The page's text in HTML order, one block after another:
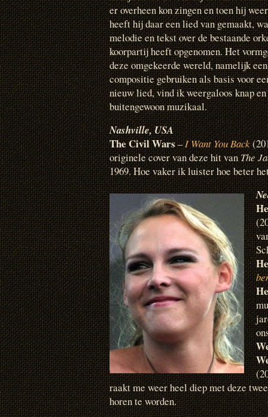
er overheen kon zingen en toen hij
heeft hij daar een lied van gemaakt,
melodie en tekst over de bestaande
koorpartij heeft opgenomen. Het
deze omgekeerde wereld, namelijk
compositie gebruiken als basis voor
nieuw lied, vind ik weergaloos knap en
buitengewoon muzikaal.
Nashville, USA
The Civil Wars–I Want You Back
originele cover van deze hit vanThe
1969. Hoe vaker ik luister hoe beter
raakt me weer heel diep met deze
horen te worden.